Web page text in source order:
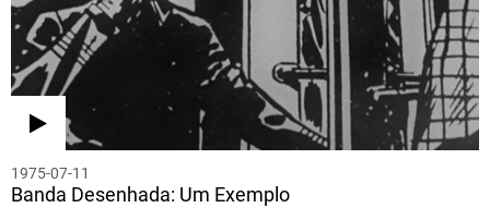
1975-07-11
Banda Desenhada: Um Exemplo